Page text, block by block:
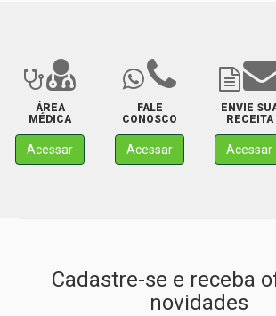
ÁREA
MÉDICA
Acessar
FALE
CONOSCO
Acessar
ENVIE
RECEITA
Acessar
Cadastre-se e receba
novidades